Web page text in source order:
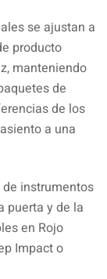
se ajustan a
producto
manteniendo
de
de los
a una
instrumentos
puerta y de la
en Rojo
Impact o